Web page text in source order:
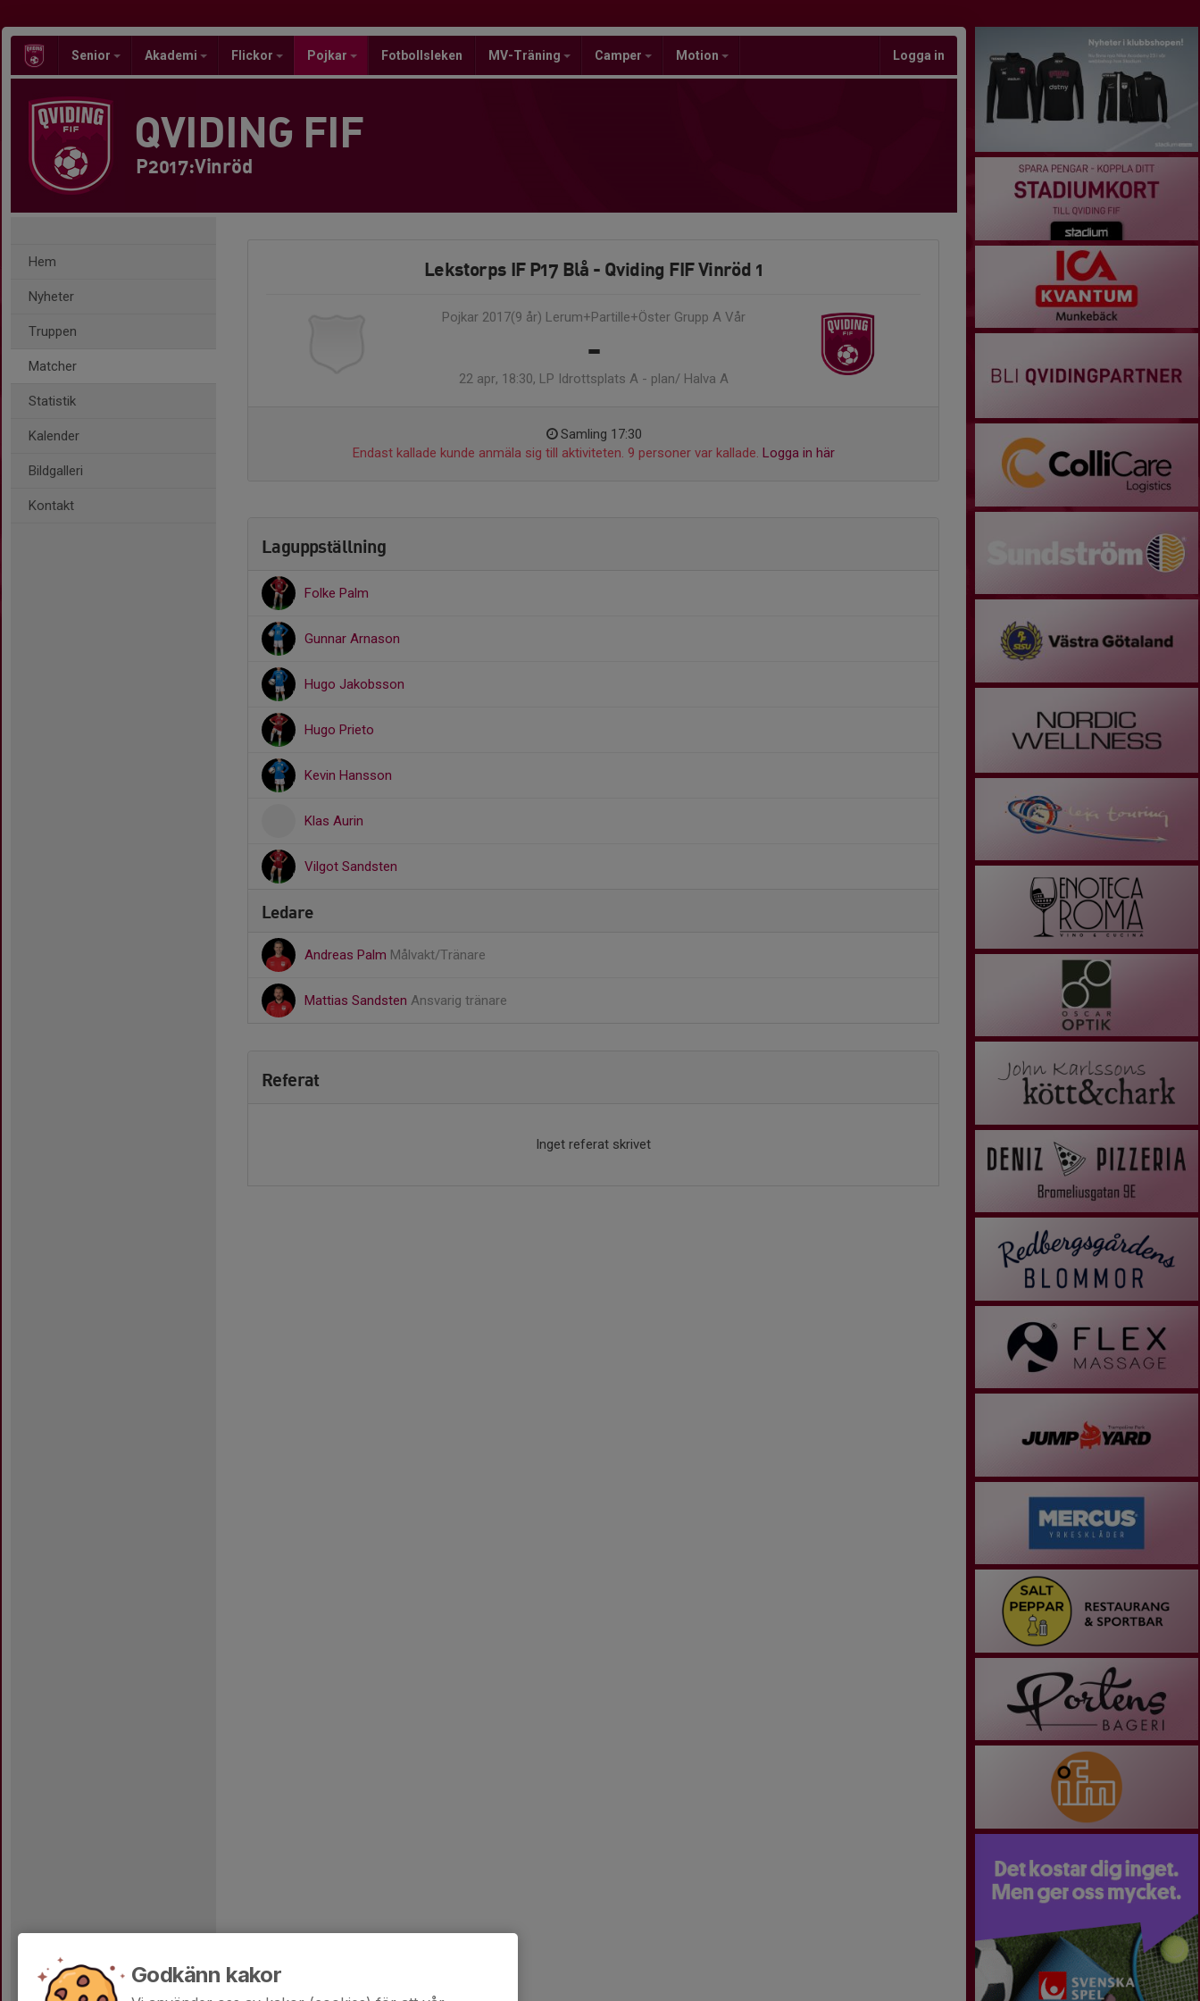
Senior Akademi Flickor Pojkar Fotbollsleken MV-Träning Camper Motion Logga in
QVIDING FIF
P2017:Vinröd
Hem
Nyheter
Truppen
Matcher
Statistik
Kalender
Bildgalleri
Kontakt
Lekstorps IF P17 Blå - Qviding FIF Vinröd 1
Pojkar 2017(9 år) Lerum+Partille+Öster Grupp A Vår
-
22 apr, 18:30, LP Idrottsplats A - plan/ Halva A
Samling 17:30
Endast kallade kunde anmäla sig till aktiviteten. 9 personer var kallade. Logga in här
Laguppställning
Folke Palm
Gunnar Arnason
Hugo Jakobsson
Hugo Prieto
Kevin Hansson
Klas Aurin
Vilgot Sandsten
Ledare
Andreas Palm Målvakt/Tränare
Mattias Sandsten Ansvarig tränare
Referat
Inget referat skrivet
Godkänn kakor